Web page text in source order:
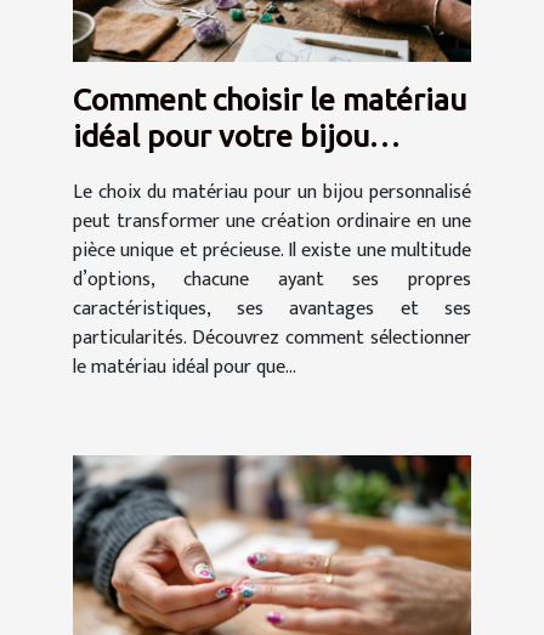
Comment choisir le matériau
idéal pour votre bijou
Le choix du matériau pour un bijou personnalisé
peut transformer une création ordinaire en une
pièce unique et précieuse. Il existe une multitude
d’options, chacune ayant ses propres
caractéristiques, ses avantages et ses
particularités. Découvrez comment sélectionner
le matériau idéal pour que...